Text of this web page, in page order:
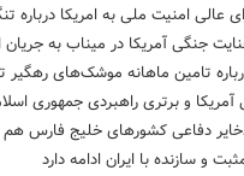
عالی امنیت ملی به امریکا درباره
جنگی آمریکا در میناب به جریان
تامین ماهانه موشک‌های رهگیر
و برتری راهبردی جمهوری
دفاعی کشورهای خلیج فارس هم
و سازنده با ایران ادامه دارد